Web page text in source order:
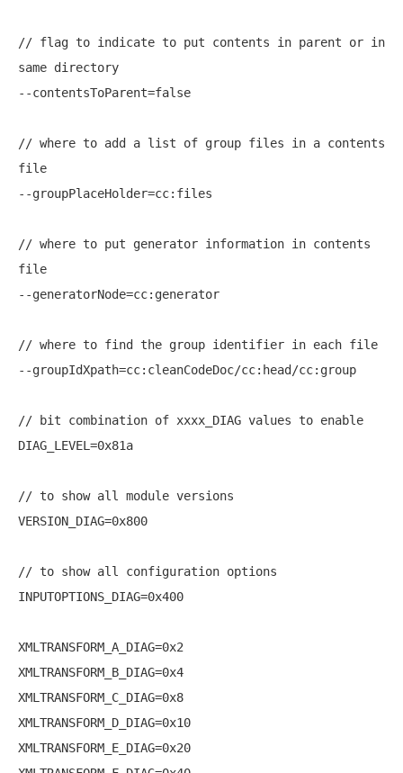
// flag to indicate to put contents in parent or in
same directory
--contentsToParent=false
// where to add a list of group files in a contents
file
--groupPlaceHolder=cc:files
// where to put generator information in contents
file
--generatorNode=cc:generator
// where to find the group identifier in each file
--groupIdXpath=cc:cleanCodeDoc/cc:head/cc:group
// bit combination of xxxx_DIAG values to enable
DIAG_LEVEL=0x81a
// to show all module versions
VERSION_DIAG=0x800
// to show all configuration options
INPUTOPTIONS_DIAG=0x400
XMLTRANSFORM_A_DIAG=0x2
XMLTRANSFORM_B_DIAG=0x4
XMLTRANSFORM_C_DIAG=0x8
XMLTRANSFORM_D_DIAG=0x10
XMLTRANSFORM_E_DIAG=0x20